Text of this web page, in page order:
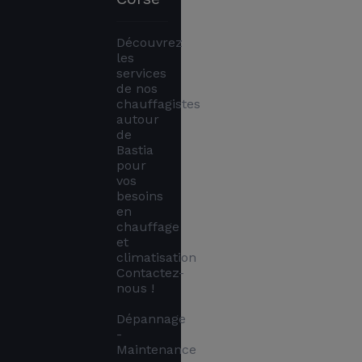
Découvrez
les
services
de nos
chauffagistes
autour
de
Bastia
pour
vos
besoins
en
chauffage
et
climatisation
Contactez-
nous !
Dépannage
-
Maintenance